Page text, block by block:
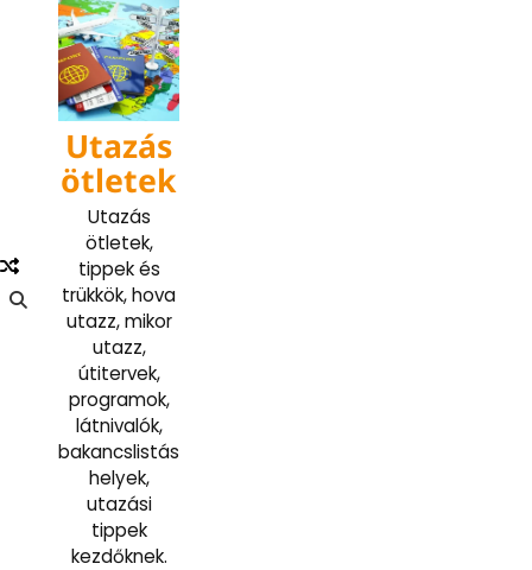
content
Utazás
ötletek
Utazás
ötletek,
tippek és
trükkök, hova
utazz, mikor
utazz,
útitervek,
programok,
látnivalók,
bakancslistás
helyek,
utazási
tippek
kezdőknek.